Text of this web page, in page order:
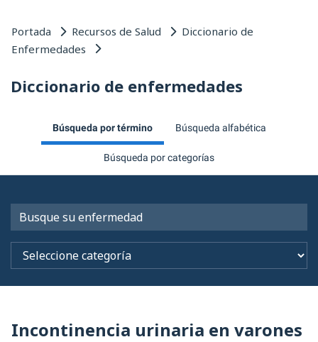
Portada Recursos de Salud Diccionario de
Enfermedades
Diccionario de enfermedades
Búsqueda por término Búsqueda alfabética
Búsqueda por categorías
Incontinencia urinaria en varones